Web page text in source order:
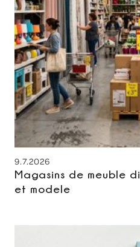
9.7.2026
Magasins de meuble
et modele